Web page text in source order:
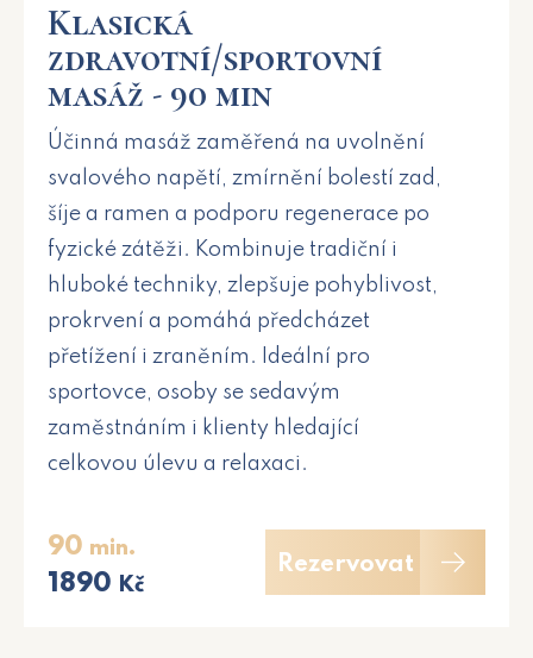
Klasická
zdravotní/sportovní
masáž - 90 min
Účinná masáž zaměřená na uvolnění
svalového napětí, zmírnění bolestí zad,
šíje a ramen a podporu regenerace po
fyzické zátěži. Kombinuje tradiční i
hluboké techniky, zlepšuje pohyblivost,
prokrvení a pomáhá předcházet
přetížení i zraněním. Ideální pro
sportovce, osoby se sedavým
zaměstnáním i klienty hledající
celkovou úlevu a relaxaci.
90 min.
1890 Kč
Rezervovat